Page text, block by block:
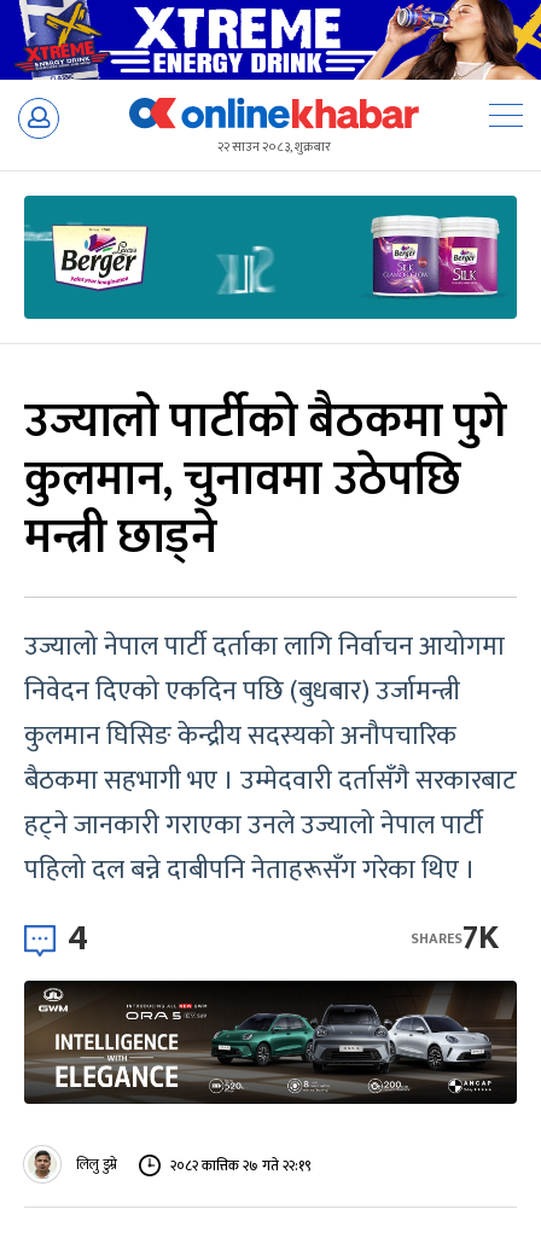
Skip
२२ साउन २०८३, शुक्रबार
उज्यालो पार्टीको बैठकमा पुगे
कुलमान, चुनावमा उठेपछि
मन्त्री छाड्ने
उज्यालो नेपाल पार्टी दर्ताका लागि निर्वाचन आयोगमा
निवेदन दिएको एकदिन पछि (बुधबार) उर्जामन्त्री
कुलमान घिसिङ केन्द्रीय सदस्यको अनौपचारिक
बैठकमा सहभागी भए । उम्मेदवारी दर्तासँगै सरकारबाट
हट्ने जानकारी गराएका उनले उज्यालो नेपाल पार्टी
पहिलो दल बन्ने दाबीपनि नेताहरूसँग गरेका थिए ।
4 7K
SHARES
लिलु डुम्रे २०८२ कात्तिक २७ गते २२:१९